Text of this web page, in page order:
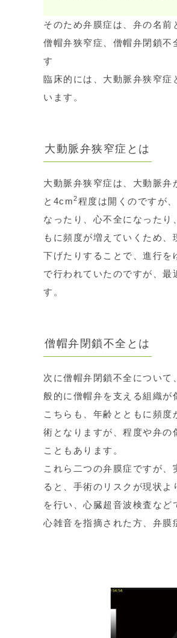
そのため弁膜症は、弁の名前
僧帽弁狭窄症、僧帽弁閉鎖不
す
臨床的には、大動脈弁狭窄症
います。
大動脈弁狭窄症とは
大動脈弁狭窄症は、大動脈弁
と4cm2程度は開くのですが
なったり、心不全になった
もに頻度が増えていくため
下げたりすることで、進行を
で行われていたのですが、最
す。
僧帽弁閉鎖不全とは
次に僧帽弁閉鎖不全につい
般的に僧帽弁を支える組織が
こちらも、年齢とともに頻
術となりますが、程度や弁の
こともあります。
これら二つの弁膜症ですが
ると、手術のリスクが現状
を行い、心臓超音波検査など
心雑音を指摘された方、弁膜